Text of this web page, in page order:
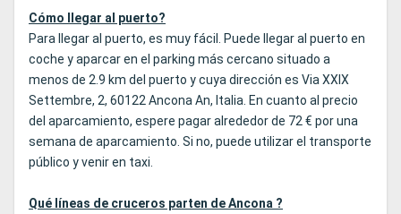
Cómo llegar al puerto?
Para llegar al puerto, es muy fácil. Puede llegar al puerto en
coche y aparcar en el parking más cercano situado a
menos de 2.9 km del puerto y cuya dirección es Via XXIX
Settembre, 2, 60122 Ancona An, Italia. En cuanto al precio
del aparcamiento, espere pagar alrededor de 72 € por una
semana de aparcamiento. Si no, puede utilizar el transporte
público y venir en taxi.
Qué líneas de cruceros parten de Ancona ?